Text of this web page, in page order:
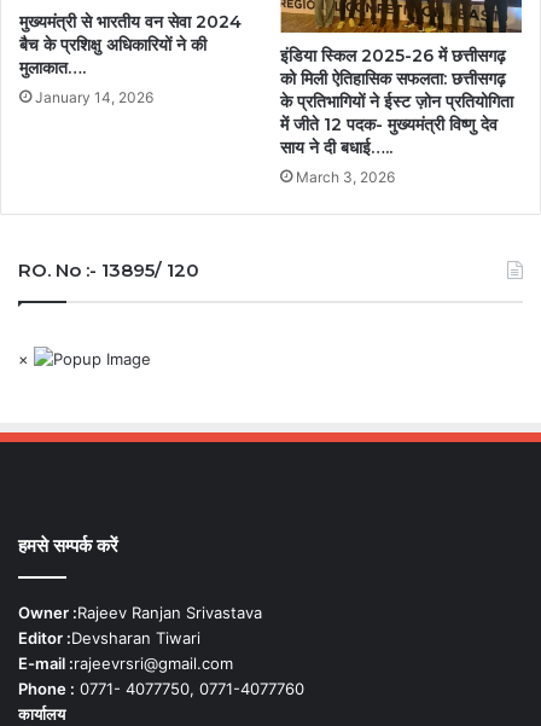
मुख्यमंत्री से भारतीय वन सेवा 2024
बैच के प्रशिक्षु अधिकारियों ने की
मुलाकात….
January 14, 2026
इंडिया स्किल 2025-26 में छत्तीसगढ़
को मिली ऐतिहासिक सफलता: छत्तीसगढ़
के प्रतिभागियों ने ईस्ट ज़ोन प्रतियोगिता
में जीते 12 पदक- मुख्यमंत्री विष्णु देव
साय ने दी बधाई…..
March 3, 2026
RO. No :- 13895/ 120
×
हमसे सम्पर्क करें
Owner :Rajeev Ranjan Srivastava
Editor :Devsharan Tiwari
E-mail :rajeevrsri@gmail.com
Phone : 0771- 4077750, 0771-4077760
कार्यालय